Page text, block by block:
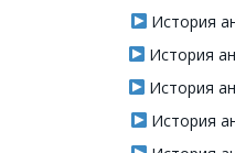
История
История
История
История